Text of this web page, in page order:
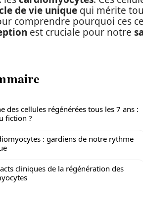
de vie unique qui mérite
comprendre pourquoi ces
est cruciale pour notre
des cellules régénérées tous les 7 ans :
fiction ?
: gardiens de notre rythme
cliniques de la régénération des